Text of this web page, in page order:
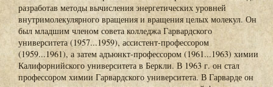
разработав методы вычисления энергетических уровней
внутримолекулярного вращения и вращения целых молекул. Он
был младшим членом совета колледжа Гарвардского
университета (1957...1959), ассистент-профессором
(1959...1961), а затем адъюнкт-профессором (1961...1963) химии
Калифорнийского университета в Беркли. В 1963 г. он стал
профессором химии Гарвардского университета. В Гарварде он